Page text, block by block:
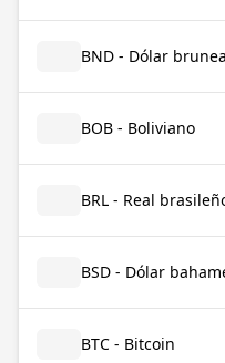
BND - Dólar
BOB - Boliviano
BRL - Real
BSD - Dólar
BTC - Bitcoin